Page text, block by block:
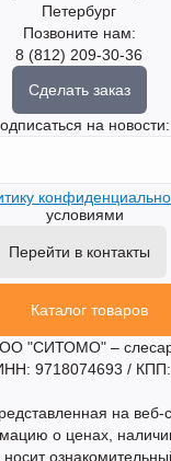
Петербург
Позвоните нам:
8 (812) 209-30-36
Сделать заказ
на новости:
условиями
Перейти в контакты
Каталог товаров
"СИТОМО" –
9718074693 /
на веб-
о ценах,
носит